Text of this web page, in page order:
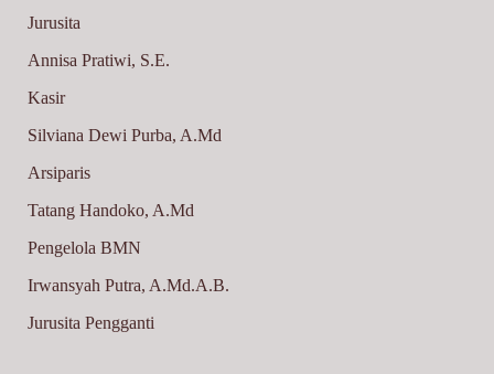
Jurusita
Annisa Pratiwi, S.E.
Kasir
Silviana Dewi Purba, A.Md
Arsiparis
Tatang Handoko, A.Md
Pengelola BMN
Irwansyah Putra, A.Md.A.B.
Jurusita Pengganti